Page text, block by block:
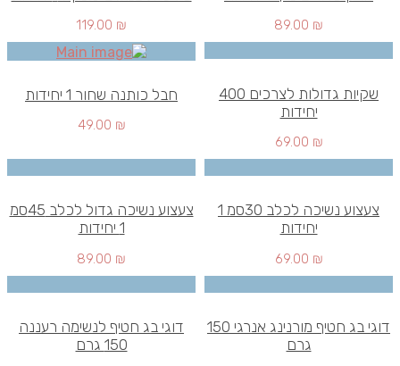
89.00 ₪
119.00 ₪
שקיות גדולות לצרכים 400
יחידות
69.00 ₪
חבל כותנה שחור 1 יחידות
49.00 ₪
צעצוע נשיכה לכלב 30סמ 1
יחידות
69.00 ₪
צעצוע נשיכה גדול לכלב 45סמ
1 יחידות
89.00 ₪
דוגי בג חטיף מורנינג אנרגי 150
גרם
דוגי בג חטיף לנשימה רעננה
150 גרם